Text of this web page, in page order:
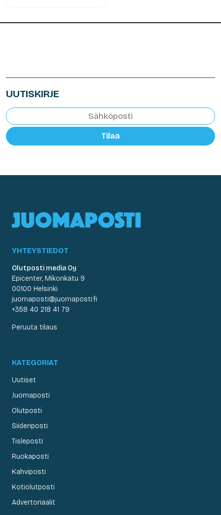
UUTISKIRJE
Tilaa
YHTEYSTIEDOT
Olutposti media Oy
Epicenter, Mikonkatu 9
00100 Helsinki
juomaposti@juomaposti.fi
+358 40 218 41 79
Peruuta tilaus
KATEGORIAT
Uutiset
Juomaposti
Olutposti
Siideriposti
Tisleposti
Ruokaposti
Kahviposti
Kotiolutposti
Advertoriaalit